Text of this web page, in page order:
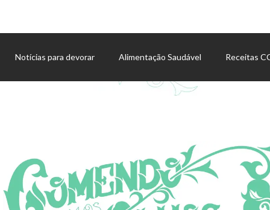
Notícias para devorar Alimentação Saudável Receitas